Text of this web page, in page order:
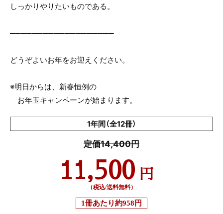
しっかりやりたいものである。
───────────────────
どうぞよいお年をお迎えください。
※明日からは、新春恒例の
お年玉キャンペーンが始まります。
1年間（全12冊）
定価14,400円
11,500 円
（税込/送料無料）
1冊あたり約958円